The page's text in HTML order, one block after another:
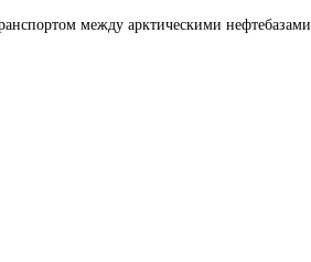
между арктическими нефтебазами